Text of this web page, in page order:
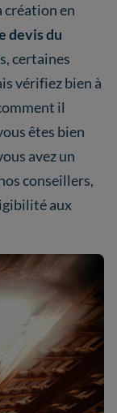
création en
devis du
certaines
vérifiez bien à
il
êtes bien
avez un
conseillers,
aux